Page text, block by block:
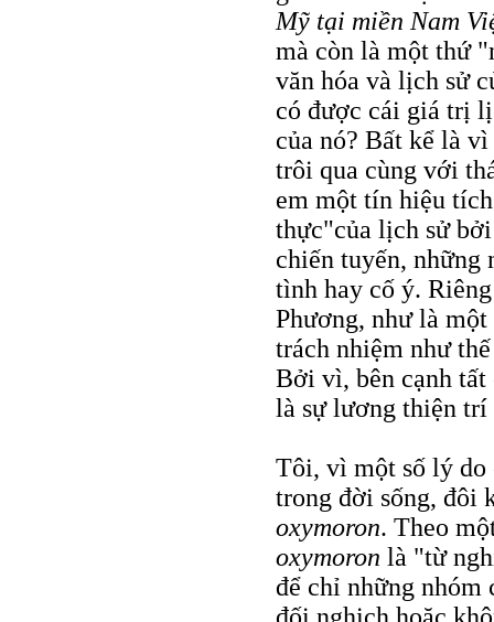
Mỹ tại miền Nam
mà còn là một thứ
văn hóa và lịch sử
có được cái giá trị
của nó? Bất kể là
trôi qua cùng với
em một tín hiệu
thực"của lịch sử
chiến tuyến,
tình hay cố ý.
Phương, như là
trách nhiệm như
Bởi vì, bên cạnh tất
là sự lương thiện trí
Tôi, vì một số lý do
trong đời sống, đôi
oxymoron. Theo
oxymoron là "từ
để chỉ những nhóm